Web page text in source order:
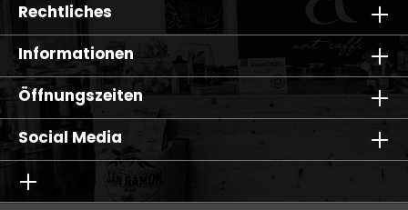
Rechtliches
Informationen
Öffnungszeiten
Social Media